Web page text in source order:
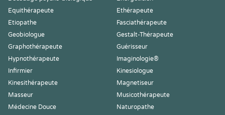
Equithérapeute
Ethérapeute
Etiopathe
Fasciathérapeute
Geobiologue
Gestalt-Thérapeute
Graphothérapeute
Guérisseur
Hypnothérapeute
Imaginologie®
Infirmier
Kinesiologue
Kinesithérapeute
Magnetiseur
Masseur
Musicothérapeute
Médecine Douce
Naturopathe